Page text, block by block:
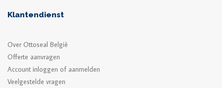
Klantendienst
Over Ottoseal België
Offerte aanvragen
Account inloggen of aanmelden
Veelgestelde vragen